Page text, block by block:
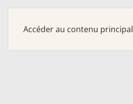
Accéder au contenu principal